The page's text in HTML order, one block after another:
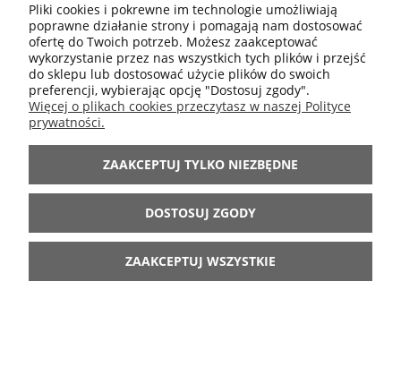
MOJE KONTO
INFORMACJE
ARANŻACJE
BĄDŹ Z NAMI
Pliki cookies i pokrewne im technologie umożliwiają
poprawne działanie strony i pomagają nam dostosować
ofertę do Twoich potrzeb. Możesz zaakceptować
wykorzystanie przez nas wszystkich tych plików i przejść
do sklepu lub dostosować użycie plików do swoich
preferencji, wybierając opcję "Dostosuj zgody".
Więcej o plikach cookies przeczytasz w naszej Polityce
prywatności.
ZAAKCEPTUJ TYLKO NIEZBĘDNE
DOSTOSUJ ZGODY
ZAAKCEPTUJ WSZYSTKIE